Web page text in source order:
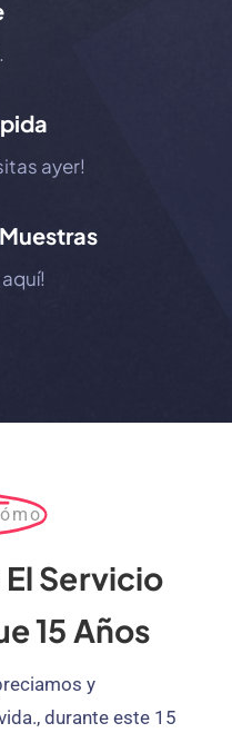
ayer!
Servicio
15 Años
y
durante este 15